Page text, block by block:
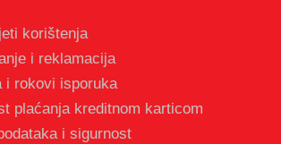
korištenja
i reklamacija
i rokovi isporuka
plaćanja kreditnom karticom
i sigurnost